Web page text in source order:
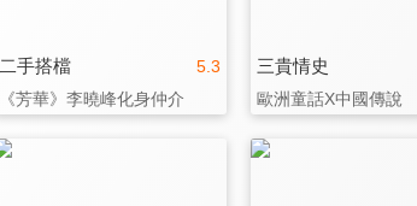
5.3
二手搭檔
《芳華》李曉峰化身仲介
三貴情史
歐洲童話X中國傳說